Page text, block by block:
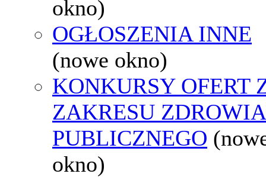
okno)
OGŁOSZENIA INNE
(nowe okno)
KONKURSY OFERT
ZAKRESU ZDROWIA
PUBLICZNEGO
okno)